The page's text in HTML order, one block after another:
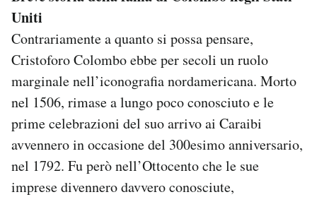
Uniti
Contrariamente a quanto si possa pensare,
Cristoforo Colombo ebbe per secoli un ruolo
marginale nell’iconografia nordamericana. Morto
nel 1506, rimase a lungo poco conosciuto e le
prime celebrazioni del suo arrivo ai Caraibi
avvennero in occasione del 300esimo anniversario,
nel 1792. Fu però nell’Ottocento che le sue
imprese divennero davvero conosciute,